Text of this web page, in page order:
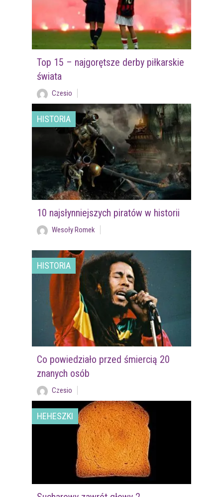
Top 15 – najgorętsze derby piłkarskie
świata
Czesio
HISTORIA
10 najsłynniejszych piratów w historii
Wesoły Romek
HISTORIA
Co powiedziało przed śmiercią 20
znanych osób
Czesio
HEHESZKI